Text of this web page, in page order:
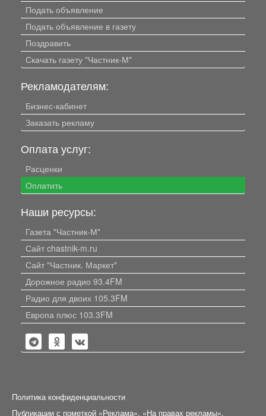
Подать объявление
Подать объявление в газету
Поздравить
Скачать газету "Частник-М"
Рекламодателям:
Бизнес-кабинет
Заказать рекламу
Оплата услуг:
Расценки
Оплатить
Наши ресурсы:
Газета "Частник-М"
Сайт chastnik-m.ru
Сайт "Частник. Маркет"
Дорожное радио 93.4FM
Радио для двоих 105.3FM
Европа плюс 103.3FM
Политика конфиденциальности
Публикации с пометкой «Реклама», «На правах рекламы»,